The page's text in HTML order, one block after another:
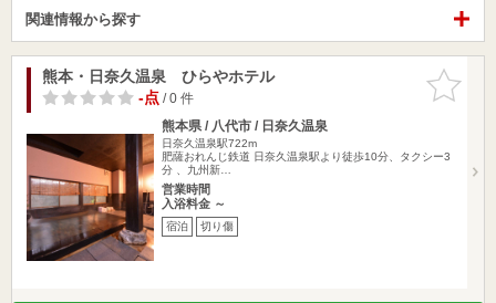
関連情報から探す
お気に入
りに追加
熊本・日奈久温泉 ひらやホテル
-点/ 0 件
熊本県 / 八代市 / 日奈久温泉
日奈久温泉駅722m
肥薩おれんじ鉄道 日奈久温泉駅より徒歩10分、タクシー3
分 、九州新…
営業時間
入浴料金 ～
宿泊 切り傷